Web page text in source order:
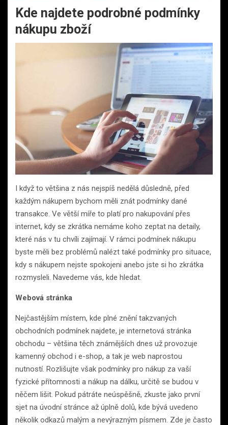
Kde najdete podrobné podmínky
nákupu zboží
I když to většina z nás nejspíš nedělá důsledně, před
každým nákupem bychom měli znát podmínky dané
transakce. Ve větší míře to platí pro nakupování přes
internet, kdy se zkrátka nemáme koho zeptat na detaily,
které nás v tu chvíli zajímají. V rámci podmínek nákupu
byste měli bez problémů nalézt také podmínky pro situace,
kdy s nákupem nejste spokojeni anebo jste si ho zkrátka
rozmysleli. Navedeme vás, kde hledat.
Webová stránka
Nejčastějším místem, kde plné znění takzvaných
obchodních podmínek najdete, je internetová stránka
obchodu – většina těch známějších dnes už provozuje
kamenný obchod i e-shop, a tak je web naprostou
nutností. Rozlišujte však podmínky pro nákup za vaší
fyzické přítomnosti a nákup na dálku, určitě se budou v
něčem lišit. Pokud pátráte neúspěšně, zkuste jako první
sjet na úvodní stránce až úplně dolů, kde bývá uvedeno
několik odkazů malým a nevýrazným písmem. Zde je často